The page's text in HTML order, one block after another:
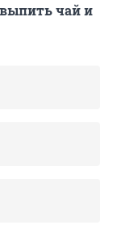
чай и